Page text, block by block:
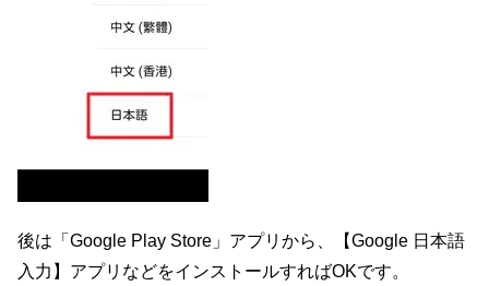
後は「Google Play Store」アプリから、【Google 日本語
入力】アプリなどをインストールすればOKです。